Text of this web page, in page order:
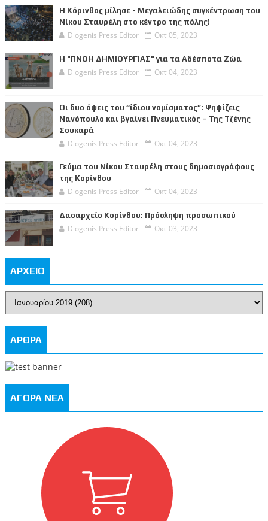
Η Κόρινθος μίλησε - Μεγαλειώδης συγκέντρωση του
Νίκου Σταυρέλη στο κέντρο της πόλης!
Diogenis Press Editor Οκτ 05, 2023
Η "ΠΝΟΗ ΔΗΜΙΟΥΡΓΙΑΣ" για τα Αδέσποτα Ζώα
Diogenis Press Editor Οκτ 04, 2023
Οι δυο όψεις του “ίδιου νομίσματος”: Ψηφίζεις
Νανόπουλο και βγαίνει Πνευματικός – Της Τζένης
Σουκαρά
Diogenis Press Editor Οκτ 04, 2023
Γεύμα του Νίκου Σταυρέλη στους δημοσιογράφους
της Κορίνθου
Diogenis Press Editor Οκτ 04, 2023
Δασαρχείο Κορίνθου: Πρόσληψη προσωπικού
Diogenis Press Editor Οκτ 03, 2023
ΑΡΧΕΙΟ
ΑΡΘΡΑ
ΑΓΟΡΑ ΝΕΑ